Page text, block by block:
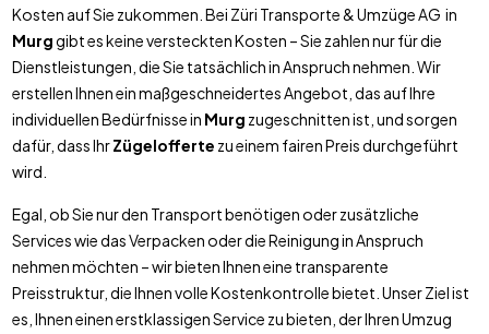
Kosten auf Sie zukommen. Bei Züri Transporte & Umzüge AG in
Murggibt es keine versteckten Kosten – Sie zahlen nur für die
Dienstleistungen, die Sie tatsächlich in Anspruch nehmen. Wir
erstellen Ihnen ein maßgeschneidertes Angebot, das auf Ihre
individuellen Bedürfnisse in Murg zugeschnitten ist, und sorgen
dafür, dass IhrZügelofferte zu einem fairen Preis durchgeführt
wird.
Egal, ob Sie nur den Transport benötigen oder zusätzliche
Services wie das Verpacken oder die Reinigung in Anspruch
nehmen möchten – wir bieten Ihnen eine transparente
Preisstruktur, die Ihnen volle Kostenkontrolle bietet. Unser Ziel ist
es, Ihnen einen erstklassigen Service zu bieten, der Ihren Umzug